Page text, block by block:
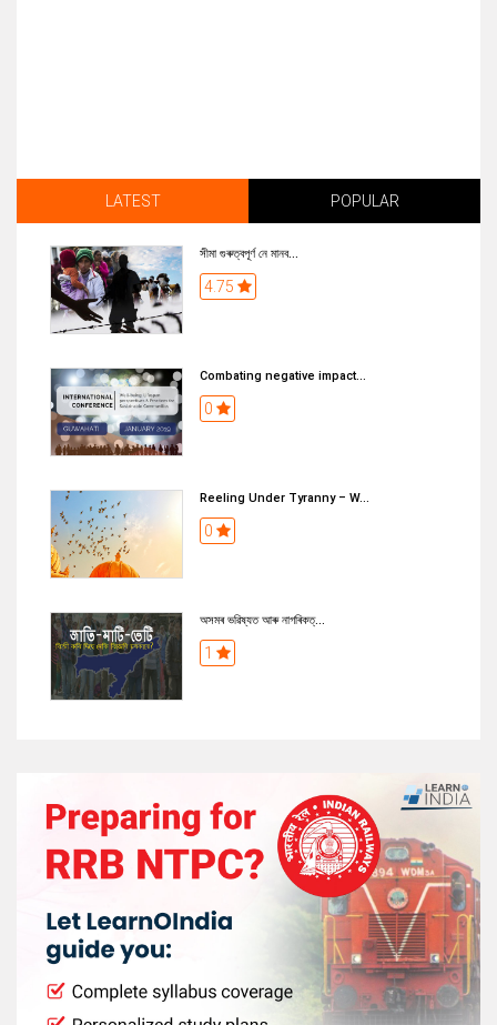
LATEST POPULAR
সীমা গুৰুত্বপূৰ্ণ নে মানব...
4.75
Combating negative impact...
0
Reeling Under Tyranny – W...
0
অসমৰ ভৱিষ্যত আৰু নাগৰিকত্...
1